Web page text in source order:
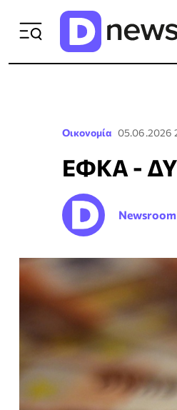
Οικονομία 05.06.2026
ΕΦΚΑ -
Newsroom